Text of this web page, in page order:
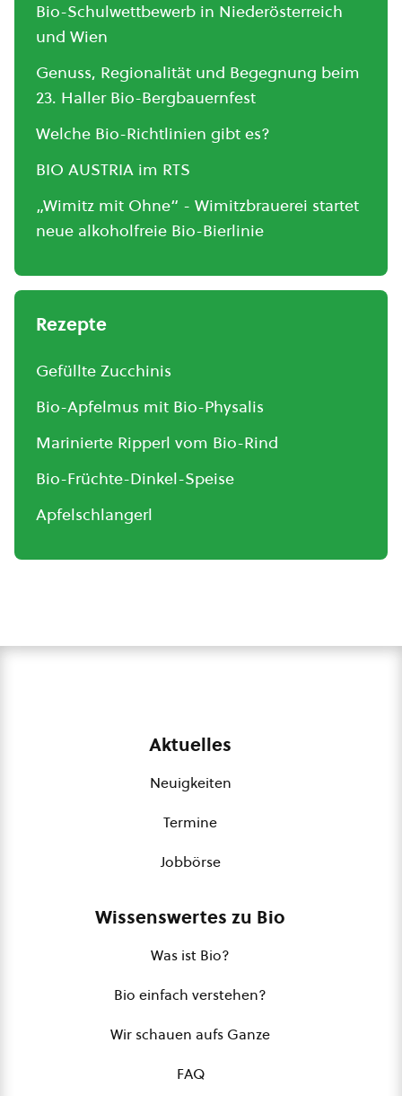
Bio-Schulwettbewerb in Niederösterreich
und Wien
Genuss, Regionalität und Begegnung beim
23. Haller Bio-Bergbauernfest
Welche Bio-Richtlinien gibt es?
BIO AUSTRIA im RTS
„Wimitz mit Ohne“ - Wimitzbrauerei startet
neue alkoholfreie Bio-Bierlinie
Rezepte
Gefüllte Zucchinis
Bio-Apfelmus mit Bio-Physalis
Marinierte Ripperl vom Bio-Rind
Bio-Früchte-Dinkel-Speise
Apfelschlangerl
Aktuelles
Neuigkeiten
Termine
Jobbörse
Wissenswertes zu Bio
Was ist Bio?
Bio einfach verstehen?
Wir schauen aufs Ganze
FAQ